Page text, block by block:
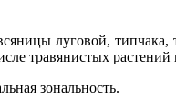
луговой,
травянистых
зональность.